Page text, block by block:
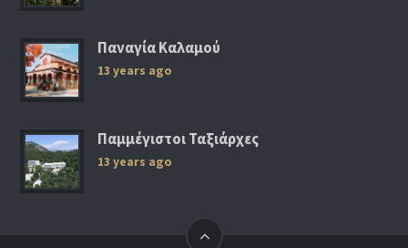
Παναγία Καλαμού
13 years ago
Παμμέγιστοι Ταξιάρχες
13 years ago